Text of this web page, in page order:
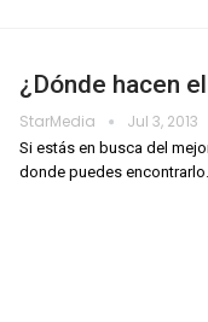
¿Dónde hacen
StarMedia Jul 3, 2013
Si estás en busca del
donde puedes